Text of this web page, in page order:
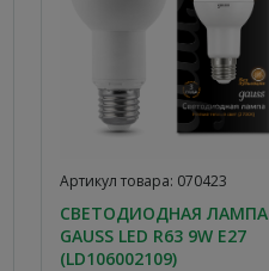
Артикул товара: 070423
СВЕТОДИОДНАЯ ЛАМПА
GAUSS LED R63 9W E27
(LD106002109)